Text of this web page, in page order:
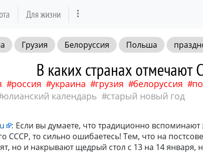
Для жизни
Грузия Белоруссия Польша
В каких странах отмечают
россия украина грузия белоруссия
юлианский календарь старый новый год
: Если вы думаете, что традиционно вспоминают
СССР, то сильно ошибаетесь! Тем, что на
но и накрывают щедрый стол с 13 на 14 января,